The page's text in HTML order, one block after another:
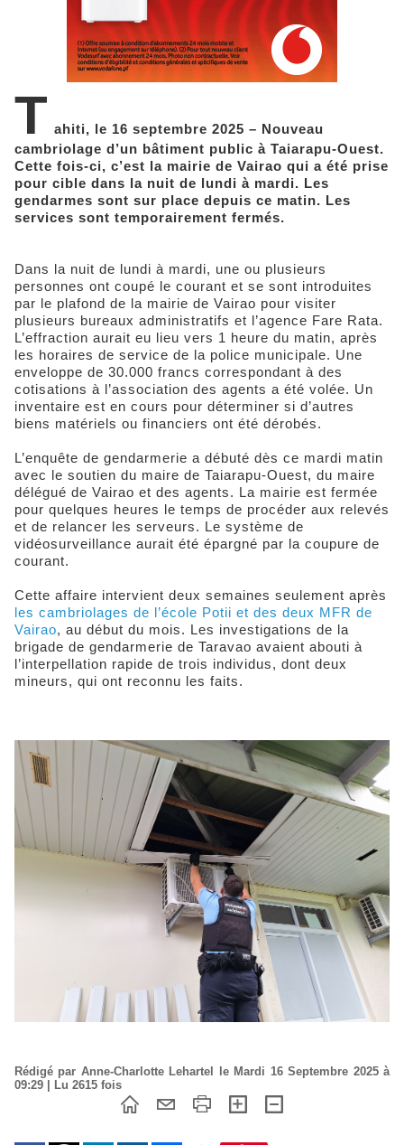
T ahiti, le 16 septembre 2025 – Nouveau
cambriolage d’un bâtiment public à Taiarapu-Ouest.
Cette fois-ci, c’est la mairie de Vairao qui a été prise
pour cible dans la nuit de lundi à mardi. Les
gendarmes sont sur place depuis ce matin. Les
services sont temporairement fermés.
Dans la nuit de lundi à mardi, une ou plusieurs
personnes ont coupé le courant et se sont introduites
par le plafond de la mairie de Vairao pour visiter
plusieurs bureaux administratifs et l’agence Fare Rata.
L’effraction aurait eu lieu vers 1 heure du matin, après
les horaires de service de la police municipale. Une
enveloppe de 30.000 francs correspondant à des
cotisations à l’association des agents a été volée. Un
inventaire est en cours pour déterminer si d’autres
biens matériels ou financiers ont été dérobés.
L’enquête de gendarmerie a débuté dès ce mardi matin
avec le soutien du maire de Taiarapu-Ouest, du maire
délégué de Vairao et des agents. La mairie est fermée
pour quelques heures le temps de procéder aux relevés
et de relancer les serveurs. Le système de
vidéosurveillance aurait été épargné par la coupure de
courant.
Cette affaire intervient deux semaines seulement après
les cambriolages de l’école Potii et des deux MFR de
Vairao, au début du mois. Les investigations de la
brigade de gendarmerie de Taravao avaient abouti à
l’interpellation rapide de trois individus, dont deux
mineurs, qui ont reconnu les faits.
Rédigé par Anne-Charlotte Lehartel le Mardi 16 Septembre 2025 à
09:29 | Lu 2615 fois